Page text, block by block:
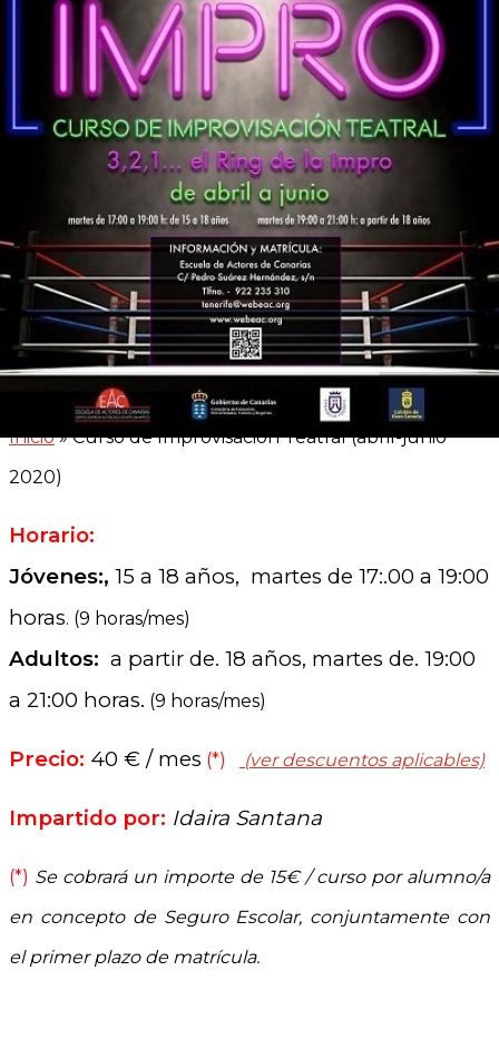
Inicio»Curso de Improvisación Teatral (abril-junio
2020)
Horario:
Jóvenes:, 15 a 18 años, martes de 17:.00 a 19:00
horas. (9 horas/mes)
Adultos: a partir de. 18 años, martes de. 19:00
a 21:00 horas. (9 horas/mes)
Precio: 40 € / mes (*) (ver descuentos aplicables)
Impartido por: Idaira Santana
(*) Se cobrará un importe de 15€ / curso por alumno/a
en concepto de Seguro Escolar, conjuntamente con
el primer plazo de matrícula.